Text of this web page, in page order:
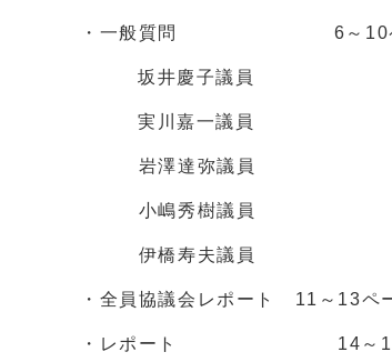
・一般質問 6～10ペ
坂井慶子議員
実川嘉一議員
岩澤達弥議員
小嶋秀樹議員
伊橋寿夫議員
・全員協議会レポート 11～13ペ
・レポート 14～15